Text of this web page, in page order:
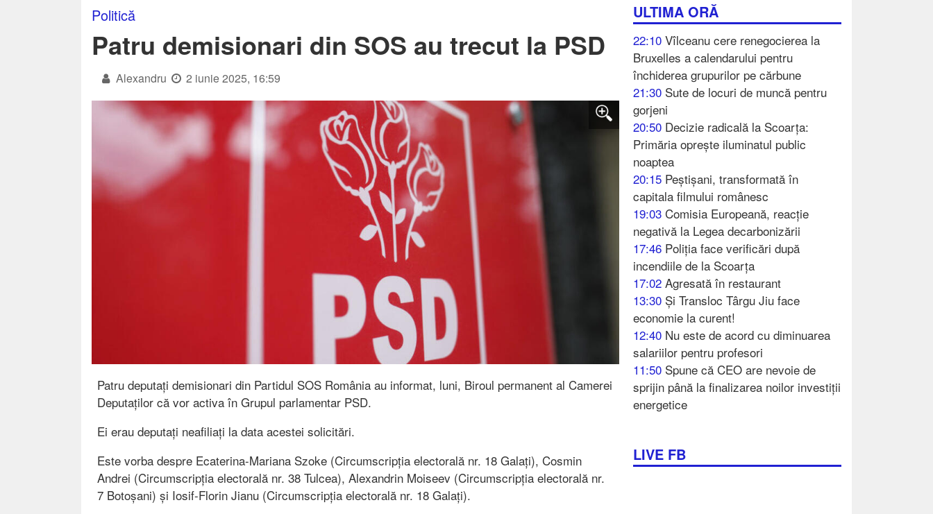
ULTIMA ORĂ
22:10 Vîlceanu cere renegocierea la
Bruxelles a calendarului pentru
închiderea grupurilor pe cărbune
21:30 Sute de locuri de muncă pentru
gorjeni
20:50 Decizie radicală la Scoarța:
Primăria oprește iluminatul public
noaptea
20:15 Peștișani, transformată în
capitala filmului românesc
19:03 Comisia Europeană, reacție
negativă la Legea decarbonizării
17:46 Poliția face verificări după
incendiile de la Scoarța
17:02 Agresată în restaurant
13:30 Și Transloc Târgu Jiu face
economie la curent!
12:40 Nu este de acord cu diminuarea
salariilor pentru profesori
11:50 Spune că CEO are nevoie de
sprijin până la finalizarea noilor investiții
energetice
LIVE FB
Politică
Patru demisionari din SOS au trecut la PSD
Alexandru 2 iunie 2025, 16:59
Patru deputați demisionari din Partidul SOS România au informat, luni, Biroul permanent al Camerei
Deputaților că vor activa în Grupul parlamentar PSD.
Ei erau deputați neafiliați la data acestei solicitări.
Este vorba despre Ecaterina-Mariana Szoke (Circumscripția electorală nr. 18 Galați), Cosmin
Andrei (Circumscripția electorală nr. 38 Tulcea), Alexandrin Moiseev (Circumscripția electorală nr.
7 Botoșani) și Iosif-Florin Jianu (Circumscripția electorală nr. 18 Galați).